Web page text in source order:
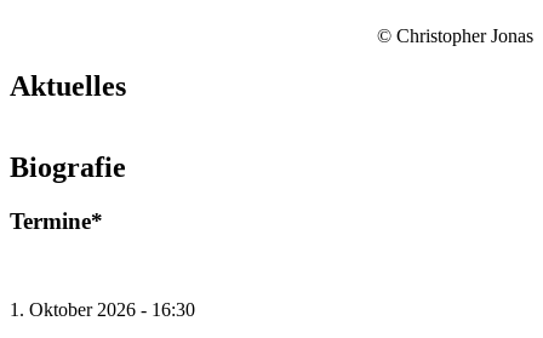
© Christopher Jonas
Aktuelles
© Torbjorn Toby Jorgensen
Mehr lesen
Biografie
Termine*
1. Oktober 2026 - 16:30